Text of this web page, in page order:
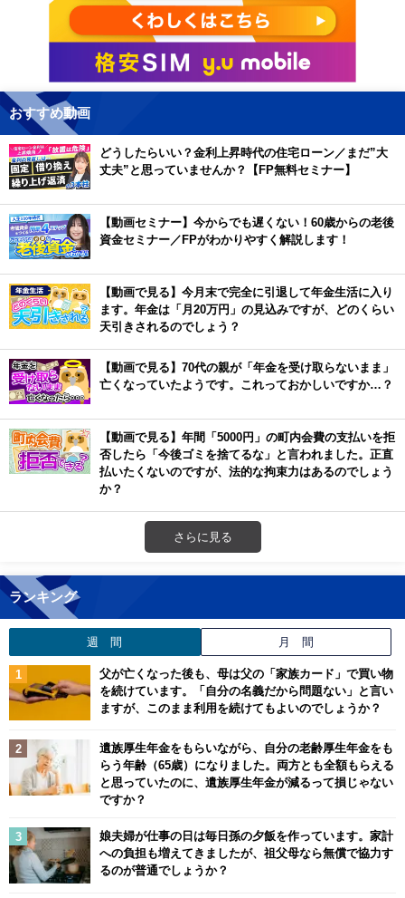
おすすめ動画
どうしたらいい？金利上昇時代の住宅ローン／まだ”大
丈夫”と思っていませんか？【FP無料セミナー】
【動画セミナー】今からでも遅くない！60歳からの老後
資金セミナー／FPがわかりやすく解説します！
【動画で見る】今月末で完全に引退して年金生活に入り
ます。年金は「月20万円」の見込みですが、どのくらい
天引きされるのでしょう？
【動画で見る】70代の親が「年金を受け取らないまま」
亡くなっていたようです。これっておかしいですか…？
【動画で見る】年間「5000円」の町内会費の支払いを拒
否したら「今後ゴミを捨てるな」と言われました。正直
払いたくないのですが、法的な拘束力はあるのでしょう
か？
さらに見る
ランキング
週 間 月 間
父が亡くなった後も、母は父の「家族カード」で買い物
を続けています。「自分の名義だから問題ない」と言い
ますが、このまま利用を続けてもよいのでしょうか？
遺族厚生年金をもらいながら、自分の老齢厚生年金をも
らう年齢（65歳）になりました。両方とも全額もらえる
と思っていたのに、遺族厚生年金が減るって損じゃない
ですか？
娘夫婦が仕事の日は毎日孫の夕飯を作っています。家計
への負担も増えてきましたが、祖父母なら無償で協力す
るのが普通でしょうか？